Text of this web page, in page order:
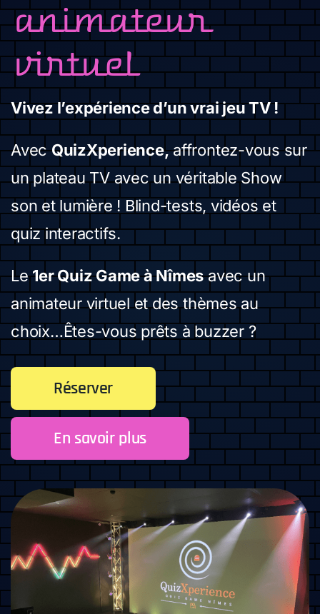
animateur
virtuel
Vivez l’expérience d’un vrai jeu TV !
AvecQuizXperience,affrontez-vous sur
un plateau TV avec un véritable Show
son et lumière ! Blind-tests, vidéos et
quiz interactifs.
Le1er Quiz Game à Nîmesavec un
animateur virtuel et des thèmes au
choix…Êtes-vous prêts à buzzer ?
Réserver
En savoir plus